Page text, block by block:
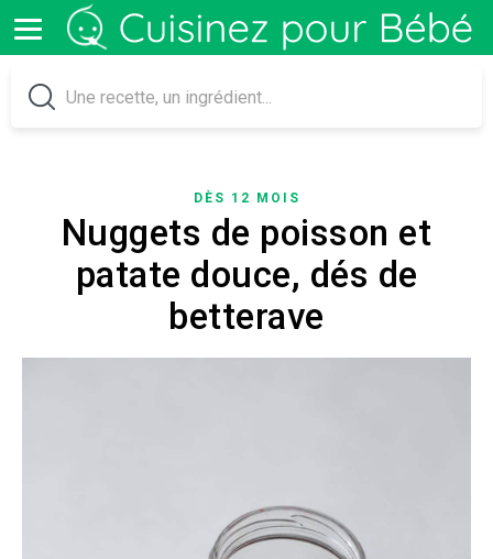
DÈS 12 MOIS
Nuggets de poisson et
patate douce, dés de
betterave